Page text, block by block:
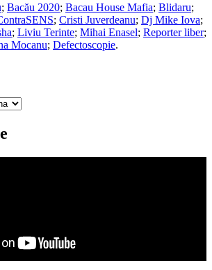
; Bacău 2020; Bacau House Mafia; Blidaru;
; Cristi Juverdeanu; Dj Mike Iova;
; Liviu Terinte; Mihai Enasel; Reporter liber;
Mocanu; Defectoscopie.